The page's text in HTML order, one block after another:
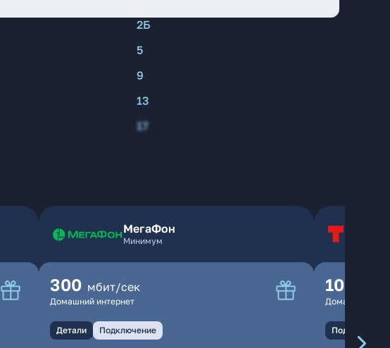
2Б
5
9
13
17
МегаФон
Минимум
300 мбит/сек
Домашний интернет
Детали Подключение
100
Домашний
Подключение